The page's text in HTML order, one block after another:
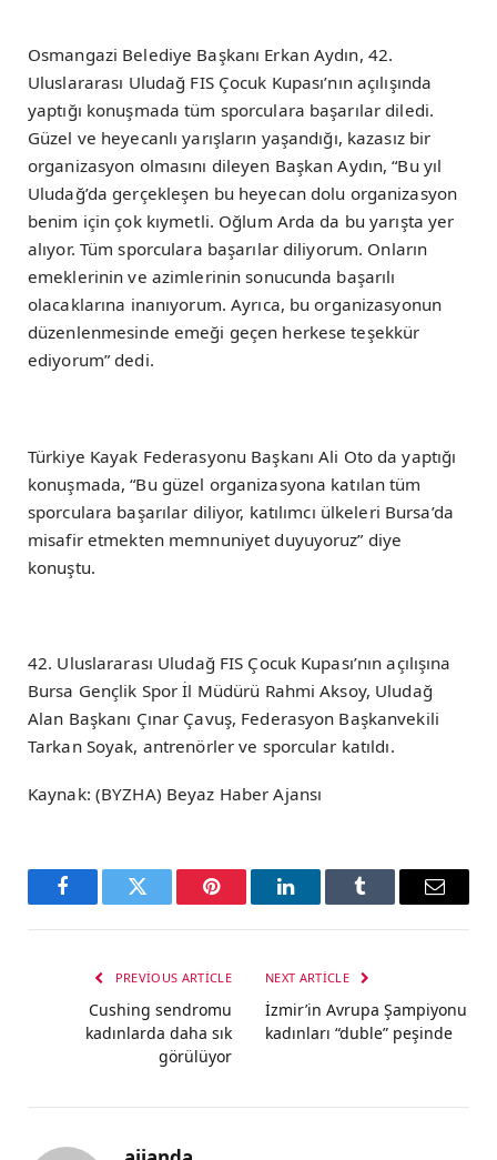
Osmangazi Belediye Başkanı Erkan Aydın, 42.
Uluslararası Uludağ FIS Çocuk Kupası’nın açılışında
yaptığı konuşmada tüm sporculara başarılar diledi.
Güzel ve heyecanlı yarışların yaşandığı, kazasız bir
organizasyon olmasını dileyen Başkan Aydın, “Bu yıl
Uludağ’da gerçekleşen bu heyecan dolu organizasyon
benim için çok kıymetli. Oğlum Arda da bu yarışta yer
alıyor. Tüm sporculara başarılar diliyorum. Onların
emeklerinin ve azimlerinin sonucunda başarılı
olacaklarına inanıyorum. Ayrıca, bu organizasyonun
düzenlenmesinde emeği geçen herkese teşekkür
ediyorum” dedi.
Türkiye Kayak Federasyonu Başkanı Ali Oto da yaptığı
konuşmada, “Bu güzel organizasyona katılan tüm
sporculara başarılar diliyor, katılımcı ülkeleri Bursa’da
misafir etmekten memnuniyet duyuyoruz” diye
konuştu.
42. Uluslararası Uludağ FIS Çocuk Kupası’nın açılışına
Bursa Gençlik Spor İl Müdürü Rahmi Aksoy, Uludağ
Alan Başkanı Çınar Çavuş, Federasyon Başkanvekili
Tarkan Soyak, antrenörler ve sporcular katıldı.
Kaynak: (BYZHA) Beyaz Haber Ajansı
FacebookTwitter Pinterest LinkedInTumblr Email
PREVIOUS ARTICLE
Cushing sendromu
kadınlarda daha sık
görülüyor
NEXT ARTICLE
İzmir’in Avrupa Şampiyonu
kadınları “duble” peşinde